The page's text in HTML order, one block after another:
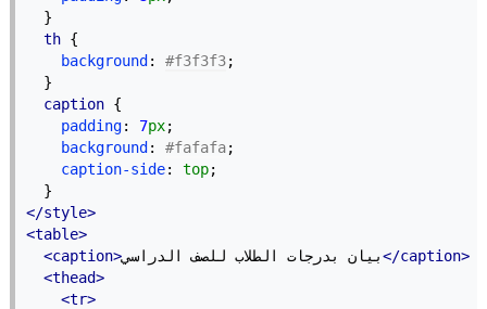
  }
th {
background : #f3f3f3;
  }
caption {
padding: 7px;
background : #fafafa;
caption-side: top;
  }
</style>
<table>
<caption>بيان بدرجات الطلاب للصف الدراسي</caption>
<thead>
<tr>